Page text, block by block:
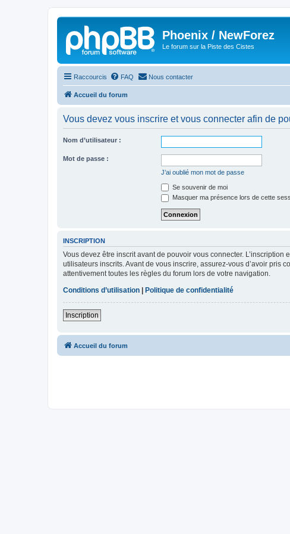
Phoenix / NewForez
Le forum sur la Piste des Cistes
Raccourcis FAQ Nous contacter
Accueil du forum
Vous devez vous inscrire et vous connecter afin de
Nom d’utilisateur :
Mot de passe :
J’ai oublié mon mot de passe
Se souvenir de moi
Masquer ma présence lors de cette
INSCRIPTION
Vous devez être inscrit avant de pouvoir vous connecter.
utilisateurs inscrits. Avant de vous inscrire, assurez-vous d’avoir pris
attentivement toutes les règles du forum lors de votre navigation.
Conditions d’utilisation
Politique de confidentialité
Inscription
Accueil du forum